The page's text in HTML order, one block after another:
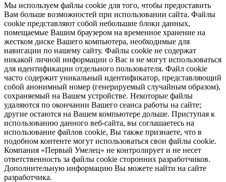
Мы используем файлы cookie для того, чтобы предоставить
Вам больше возможностей при использовании сайта. Файлы
cookie представляют собой небольшие блоки данных,
помещаемые Вашим браузером на временное хранение на
жестком диске Вашего компьютера, необходимые для
навигации по нашему сайту. Файлы cookie не содержат
никакой личной информации о Вас и не могут использоваться
для идентификации отдельного пользователя. Файл cookie
часто содержит уникальный идентификатор, представляющий
собой анонимный номер (генерируемый случайным образом),
сохраняемый на Вашем устройстве. Некоторые файлы
удаляются по окончании Вашего сеанса работы на сайте;
другие остаются на Вашем компьютере дольше. Приступая к
использованию данного веб-сайта, вы соглашаетесь на
использование файлов cookie, Вы также признаете, что в
подобном контенте могут использоваться свои файлы cookie.
Компания «Первый Умелец» не контролирует и не несет
ответственность за файлы cookie сторонних разработчиков.
Дополнительную информацию Вы можете найти на сайте
разработчика.